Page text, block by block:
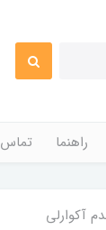
راهنما تماس